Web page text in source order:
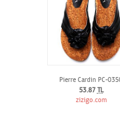
Pierre Cardin PC-
53.87 TL
zizigo.com